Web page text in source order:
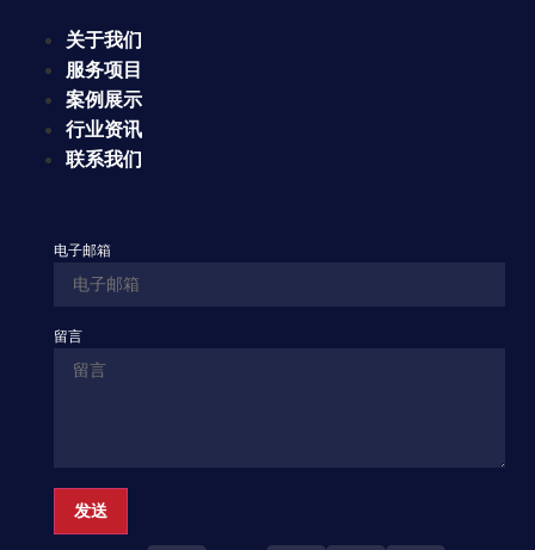
关于我们
服务项目
案例展示
行业资讯
联系我们
电子邮箱
留言
发送